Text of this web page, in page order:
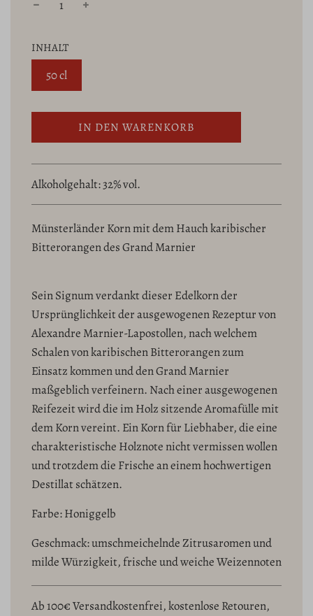
INHALT
50 cl
W
I
G
E
A
D
.
.
IN DEN WARENKORB
Alkoholgehalt: 32% vol.
Münsterländer Korn mit dem Hauch karibischer
Bitterorangen des Grand Marnier
Sein Signum verdankt dieser Edelkorn der
Ursprünglichkeit der ausgewogenen Rezeptur von
Alexandre Marnier-Lapostollen, nach welchem
Schalen von karibischen Bitterorangen zum
Einsatz kommen und den Grand Marnier
maßgeblich verfeinern. Nach einer ausgewogenen
Reifezeit wird die im Holz sitzende Aromafülle mit
dem Korn vereint. Ein Korn für Liebhaber, die eine
charakteristische Holznote nicht vermissen wollen
und trotzdem die Frische an einem hochwertigen
Destillat schätzen.
Farbe: Honiggelb
Geschmack: umschmeichelnde Zitrusaromen und
milde Würzigkeit, frische und weiche Weizennoten
Ab 100€ Versandkostenfrei, kostenlose Retouren,